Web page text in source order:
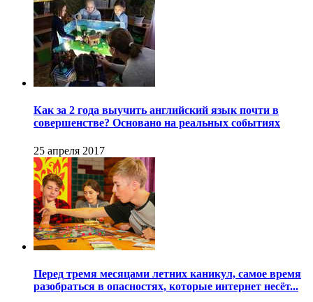
Как за 2 года выучить английский язык почти в
совершенстве? Основано на реальных событиях
25 апреля 2017
Перед тремя месяцами летних каникул, самое время
разобраться в опасностях, которые интернет несёт...